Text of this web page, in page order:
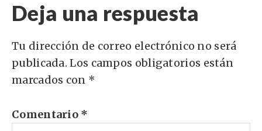
Deja una respuesta
Tu dirección de correo electrónico no será
publicada. Los campos obligatorios están
marcados con *
Comentario *